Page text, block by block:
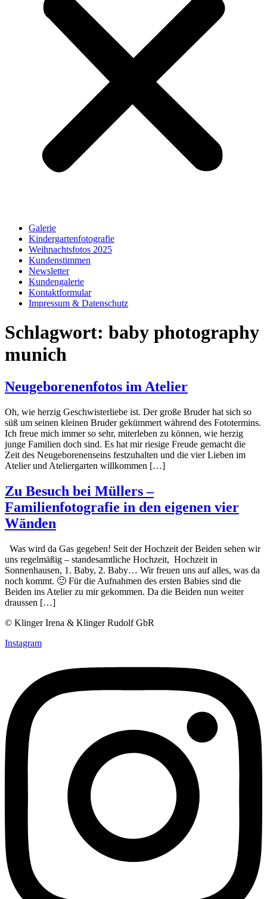
Galerie
Kindergartenfotografie
Weihnachtsfotos 2025
Kundenstimmen
Newsletter
Kundengalerie
Kontaktformular
Impressum & Datenschutz
Schlagwort: baby photography
munich
Neugeborenenfotos im Atelier
Oh, wie herzig Geschwisterliebe ist. Der große Bruder hat sich so
süß um seinen kleinen Bruder gekümmert während des Fototermins.
Ich freue mich immer so sehr, miterleben zu können, wie herzig
junge Familien doch sind. Es hat mir riesige Freude gemacht die
Zeit des Neugeborenenseins festzuhalten und die vier Lieben im
Atelier und Ateliergarten willkommen […]
Zu Besuch bei Müllers –
Familienfotografie in den eigenen vier
Wänden
Was wird da Gas gegeben! Seit der Hochzeit der Beiden sehen wir
uns regelmäßig – standesamtliche Hochzeit, Hochzeit in
Sonnenhausen, 1. Baby, 2. Baby… Wir freuen uns auf alles, was da
noch kommt. 🙂 Für die Aufnahmen des ersten Babies sind die
Beiden ins Atelier zu mir gekommen. Da die Beiden nun weiter
draussen […]
© Klinger Irena & Klinger Rudolf GbR
Instagram